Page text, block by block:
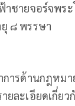
ชายจอร์จพระ
๘ พรรษา
การด้านกฎหม
ายละเอียดเกี่